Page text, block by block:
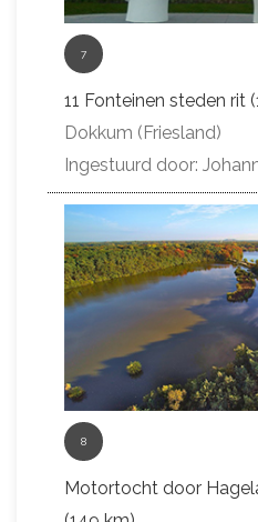
7
11 Fonteinen steden rit
Dokkum (Friesland)
Ingestuurd door:
8
Motortocht door